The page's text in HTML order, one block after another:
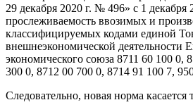
29 декабря 2020 г. № 496» с 1 декабря
прослеживаемость ввозимых и
классифицируемых кодами единой
внешнеэкономической деятельности
экономического союза 8711 60 100 0,
300 0, 8712 00 700 0, 8714 91 100 7,
Следовательно, новая норма касается